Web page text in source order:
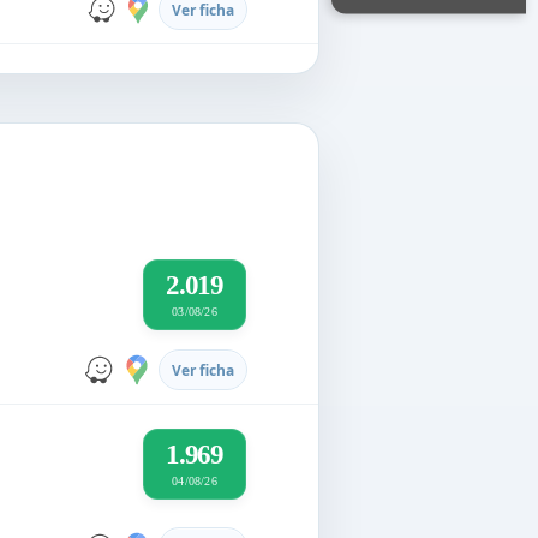
Ver ficha
2.019
03/08/26
Ver ficha
1.969
04/08/26